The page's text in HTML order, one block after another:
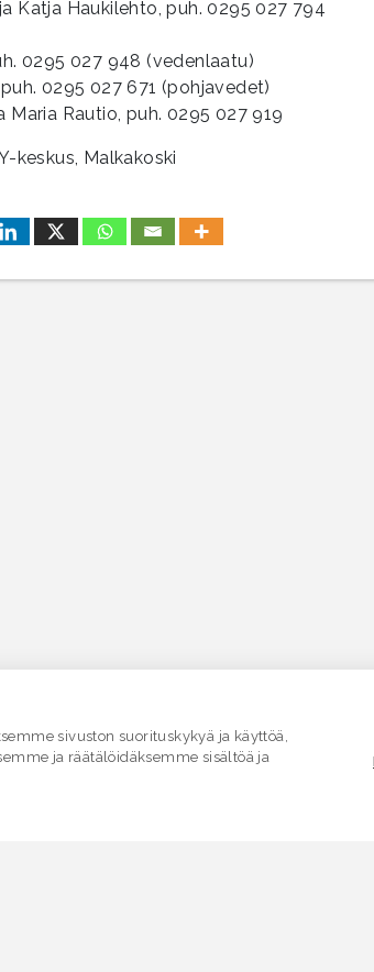
Katja Haukilehto, puh. 0295 027 794
0295 027 948 (vedenlaatu)
0295 027 671 (pohjavedet)
Rautio, puh. 0295 027 919
keskus, Malkakoski
sivuston suorituskykyä ja käyttöä,
ja räätälöidäksemme sisältöä ja